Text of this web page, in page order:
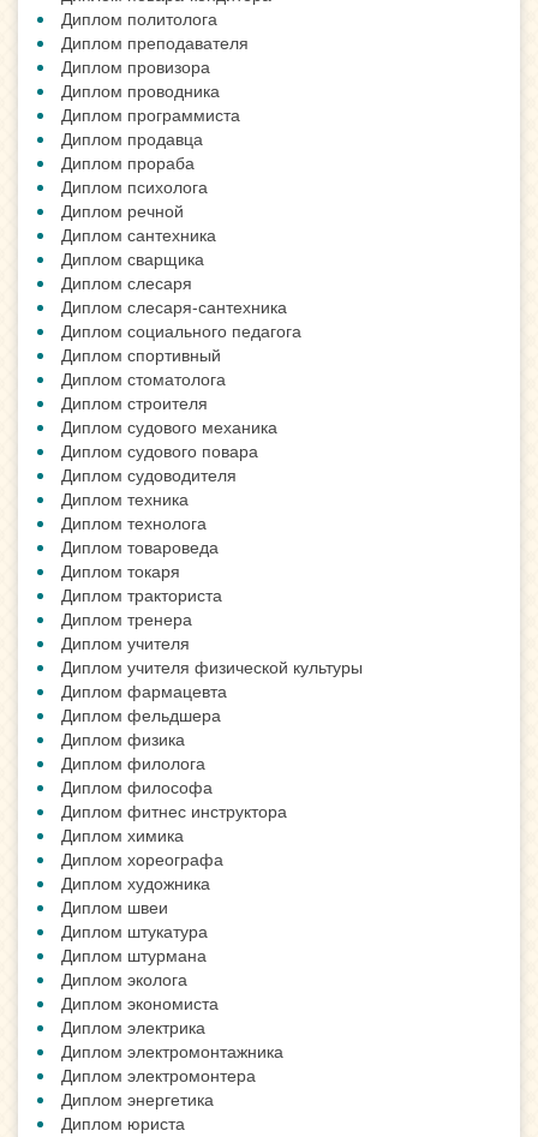
Диплом политолога
Диплом преподавателя
Диплом провизора
Диплом проводника
Диплом программиста
Диплом продавца
Диплом прораба
Диплом психолога
Диплом речной
Диплом сантехника
Диплом сварщика
Диплом слесаря
Диплом слесаря-сантехника
Диплом социального педагога
Диплом спортивный
Диплом стоматолога
Диплом строителя
Диплом судового механика
Диплом судового повара
Диплом судоводителя
Диплом техника
Диплом технолога
Диплом товароведа
Диплом токаря
Диплом тракториста
Диплом тренера
Диплом учителя
Диплом учителя физической культуры
Диплом фармацевта
Диплом фельдшера
Диплом физика
Диплом филолога
Диплом философа
Диплом фитнес инструктора
Диплом химика
Диплом хореографа
Диплом художника
Диплом швеи
Диплом штукатура
Диплом штурмана
Диплом эколога
Диплом экономиста
Диплом электрика
Диплом электромонтажника
Диплом электромонтера
Диплом энергетика
Диплом юриста